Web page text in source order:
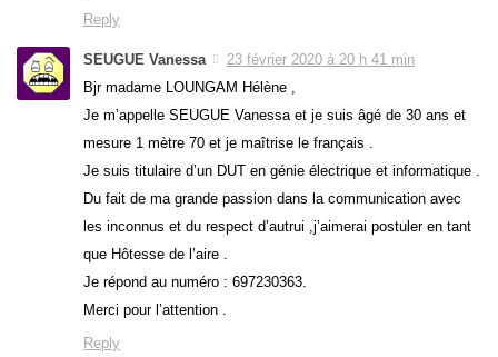
Reply
SEUGUE Vanessa
23 février 2020 à 20 h 41 min
Bjr madame LOUNGAM Hélène ,
Je m’appelle SEUGUE Vanessa et je suis âgé de 30 ans et
mesure 1 mètre 70 et je maîtrise le français .
Je suis titulaire d’un DUT en génie électrique et informatique .
Du fait de ma grande passion dans la communication avec
les inconnus et du respect d’autrui ,j’aimerai postuler en tant
que Hôtesse de l’aire .
Je répond au numéro : 697230363.
Merci pour l’attention .
Reply